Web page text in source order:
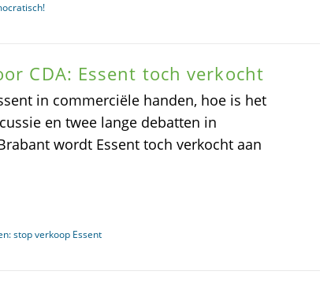
CDA: Essent toch verkocht
in commerciële handen, hoe is het
en twee lange debatten in
wordt Essent toch verkocht aan
stop verkoop Essent